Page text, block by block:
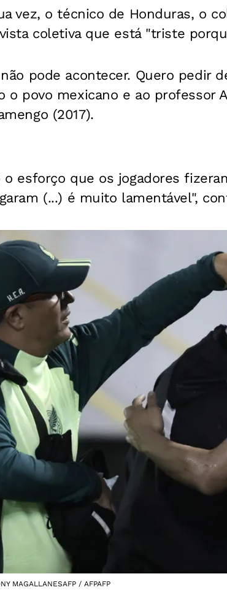
vez, o técnico de Honduras, o
coletiva que está "triste
pode acontecer. Quero pedir
o povo mexicano e ao professor
(2017).
o esforço que os jogadores
(...) é muito lamentável",
MAGALLANESAFP / AFPAFP